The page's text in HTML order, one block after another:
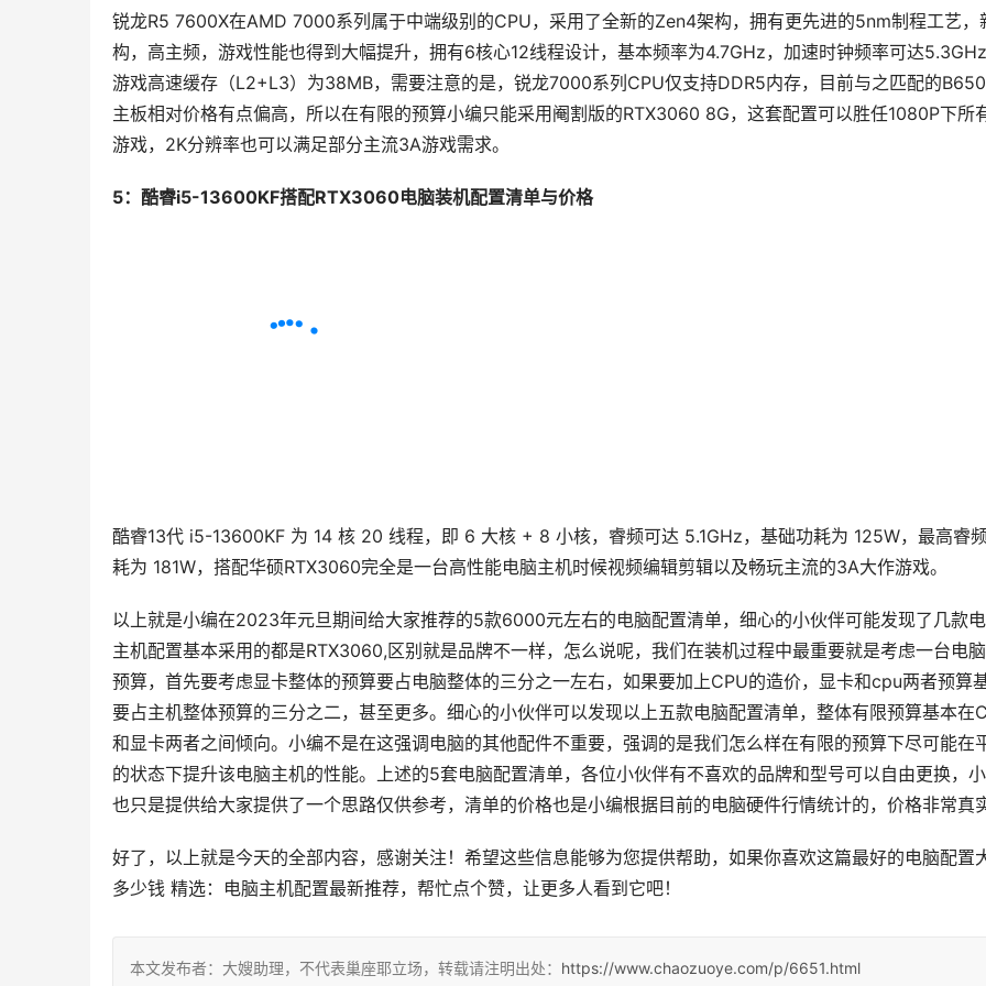
锐龙R5 7600X在AMD 7000系列属于中端级别的CPU，采用了全新的Zen4架构，拥有更先进的5nm制程工艺，
构，高主频，游戏性能也得到大幅提升，拥有6核心12线程设计，基本频率为4.7GHz，加速时钟频率可达5.3GHz
游戏高速缓存（L2+L3）为38MB，需要注意的是，锐龙7000系列CPU仅支持DDR5内存，目前与之匹配的
主板相对价格有点偏高，所以在有限的预算小编只能采用阉割版的RTX3060 8G，这套配置可以胜任1080P下所
游戏，2K分辨率也可以满足部分主流3A游戏需求。
5：酷睿i5-13600KF搭配RTX3060电脑装机配置清单与价格
酷睿13代 i5-13600KF 为 14 核 20 线程，即 6 大核 + 8 小核，睿频可达 5.1GHz，基础功耗为 125W，最高睿
耗为 181W，搭配华硕RTX3060完全是一台高性能电脑主机时候视频编辑剪辑以及畅玩主流的3A大作游戏。
主机配置基本采用的都是RTX3060,区别就是品牌不一样，怎么说呢，我们在装机过程中最重要就是考虑一台电
预算，首先要考虑显卡整体的预算要占电脑整体的三分之一左右，如果要加上CPU的造价，显卡和cpu两者预算基